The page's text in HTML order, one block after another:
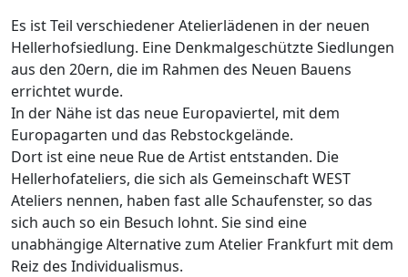
Es ist Teil verschiedener Atelierlädenen in der neuen
Hellerhofsiedlung. Eine Denkmalgeschützte Siedlungen
aus den 20ern, die im Rahmen des Neuen Bauens
errichtet wurde.
In der Nähe ist das neue Europaviertel, mit dem
Europagarten und das Rebstockgelände.
Dort ist eine neue Rue de Artist entstanden. Die
Hellerhofateliers, die sich als Gemeinschaft WEST
Ateliers nennen, haben fast alle Schaufenster, so das
sich auch so ein Besuch lohnt. Sie sind eine
unabhängige Alternative zum Atelier Frankfurt mit dem
Reiz des Individualismus.